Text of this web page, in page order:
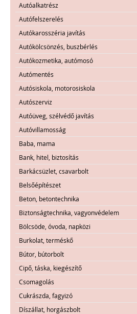
Autóalkatrész
Autófelszerelés
Autókarosszéria javítás
Autókölcsönzés, buszbérlés
Autókozmetika, autómosó
Autómentés
Autósiskola, motorosiskola
Autószerviz
Autóüveg, szélvédő javítás
Autóvillamosság
Baba, mama
Bank, hitel, biztosítás
Barkácsüzlet, csavarbolt
Belsőépítészet
Beton, betontechnika
Biztonságtechnika, vagyonvédelem
Bölcsöde, óvoda, napközi
Burkolat, terméskő
Bútor, bútorbolt
Cipő, táska, kiegészítő
Csomagolás
Cukrászda, fagyizó
Díszállat, horgászbolt